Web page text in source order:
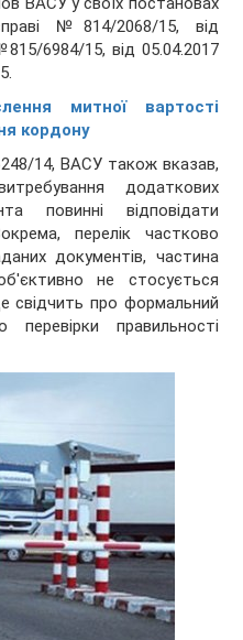
№814/2068/15, від
6984/15, від 05.04.2017
митної вартості
кордону
14, ВАСУ також вказав,
додаткових
повинні відповідати
перелік частково
документів, частина
не стосується
свідчить про формальний
правильності